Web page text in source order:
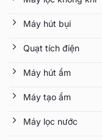
Máy hút bụi
Quạt tích điện
Máy hút ẩm
Máy tạo ẩm
Máy lọc nước